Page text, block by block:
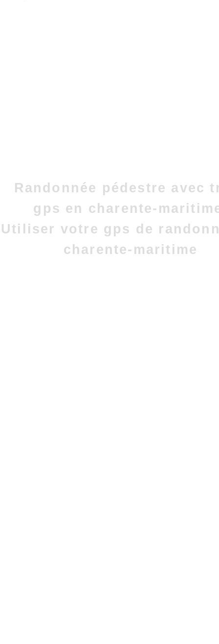
Randonnée pédestre avec
gps en charente-
Utiliser votre gps de
charente-maritime